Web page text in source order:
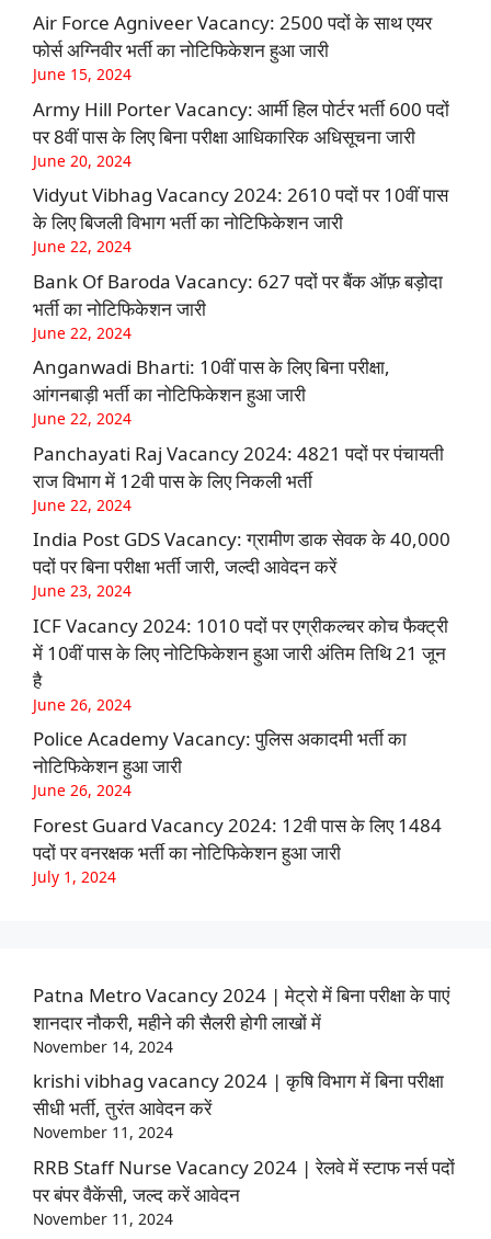
Air Force Agniveer Vacancy: 2500 पदों के साथ एयर
फोर्स अग्निवीर भर्ती का नोटिफिकेशन हुआ जारी
June 15, 2024
Army Hill Porter Vacancy: आर्मी हिल पोर्टर भर्ती 600 पदों
पर 8वीं पास के लिए बिना परीक्षा आधिकारिक अधिसूचना जारी
June 20, 2024
Vidyut Vibhag Vacancy 2024: 2610 पदों पर 10वीं पास
के लिए बिजली विभाग भर्ती का नोटिफिकेशन जारी
June 22, 2024
Bank Of Baroda Vacancy: 627 पदों पर बैंक ऑफ़ बड़ोदा
भर्ती का नोटिफिकेशन जारी
June 22, 2024
Anganwadi Bharti: 10वीं पास के लिए बिना परीक्षा,
आंगनबाड़ी भर्ती का नोटिफिकेशन हुआ जारी
June 22, 2024
Panchayati Raj Vacancy 2024: 4821 पदों पर पंचायती
राज विभाग में 12वी पास के लिए निकली भर्ती
June 22, 2024
India Post GDS Vacancy: ग्रामीण डाक सेवक के 40,000
पदों पर बिना परीक्षा भर्ती जारी, जल्दी आवेदन करें
June 23, 2024
ICF Vacancy 2024: 1010 पदों पर एग्रीकल्चर कोच फैक्ट्री
में 10वीं पास के लिए नोटिफिकेशन हुआ जारी अंतिम तिथि 21 जून
है
June 26, 2024
Police Academy Vacancy: पुलिस अकादमी भर्ती का
नोटिफिकेशन हुआ जारी
June 26, 2024
Forest Guard Vacancy 2024: 12वी पास के लिए 1484
पदों पर वनरक्षक भर्ती का नोटिफिकेशन हुआ जारी
July 1, 2024
Patna Metro Vacancy 2024 | मेट्रो में बिना परीक्षा के पाएं
शानदार नौकरी, महीने की सैलरी होगी लाखों में
November 14, 2024
krishi vibhag vacancy 2024 | कृषि विभाग में बिना परीक्षा
सीधी भर्ती, तुरंत आवेदन करें
November 11, 2024
RRB Staff Nurse Vacancy 2024 | रेलवे में स्टाफ नर्स पदों
पर बंपर वैकेंसी, जल्द करें आवेदन
November 11, 2024